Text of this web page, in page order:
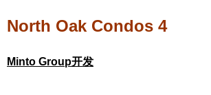
卖房指南
贷款指南
North Oak Condos 4
Minto Group开发